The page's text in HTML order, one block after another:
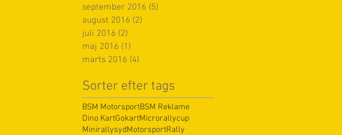
september 2016 (5)
august 2016 (2)
juli 2016 (2)
maj 2016 (1)
marts 2016 (4)
Sorter efter tags
BSM MotorsportBSM Reklame
Dino KartGokartMicrorallycup
MinirallysydMotorsportRally